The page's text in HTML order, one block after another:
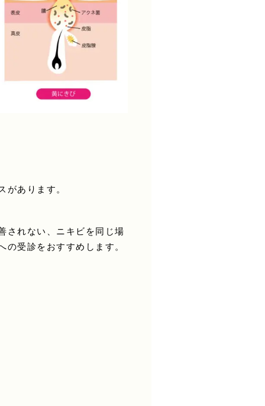
があります。
されない、ニキビを同じ場
受診をおすすめします。